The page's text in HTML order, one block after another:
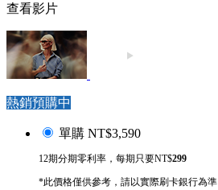
查看影片
熱銷預購中
單購 NT$3,590
12期分期零利率，每期只要NT$299
*此價格僅供參考，請以實際刷卡銀行為準